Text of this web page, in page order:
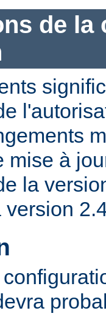
de la
mise à
la
version